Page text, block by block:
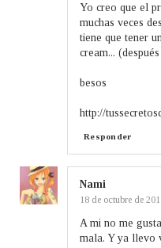
Yo creo que el
muchas veces
tiene que tener
cream...
besos
http://
Responder
Nami
18 de octubre de
A mi no me
mala. Y ya llevo